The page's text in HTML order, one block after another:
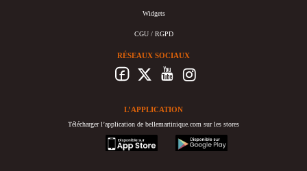
Widgets
CGU / RGPD
RÉSEAUX SOCIAUX
L’APPLICATION
Télécharger l’application de bellemartinique.com sur les stores
appstore
googleplay